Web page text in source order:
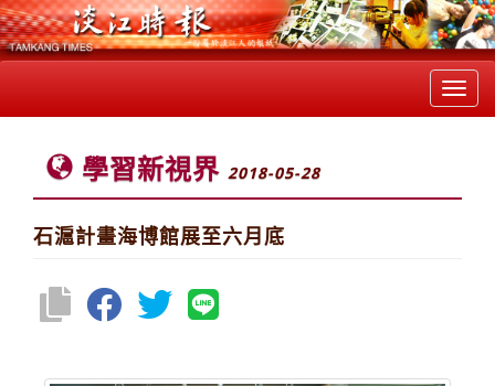
學習新視界 2018-05-28
石滬計畫海博館展至六月底